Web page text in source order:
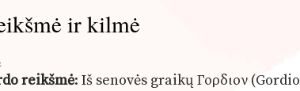
ir kilmė
reikšmė: Iš senovės graikų Γορδιον